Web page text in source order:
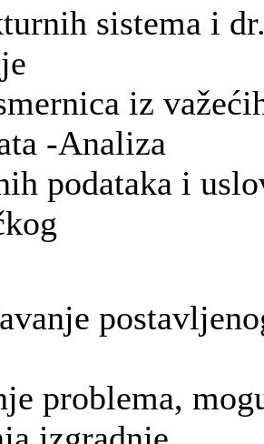
sistema i
iz
-Analiza
podataka i
problema,